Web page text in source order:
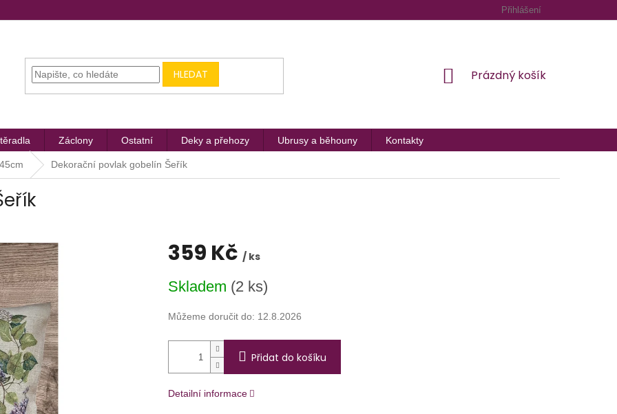
Přihlášení
HLEDAT
NÁKUPNÍ
Prázdný košík
Záclony Ostatní Deky a přehozy Ubrusy a běhouny Kontakty
Dekorační povlak gobelín Šeřík
359 Kč / ks
cena:
Skladem (2 ks)
Můžeme doručit do: 12.8.2026
Přidat do košíku
Detailní informace